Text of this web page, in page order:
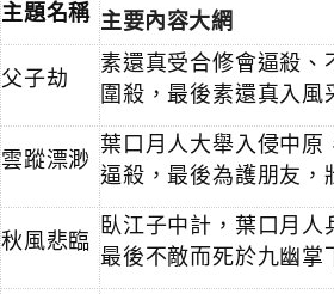
主題名稱 主要內容大網
父子劫
素還真受合修會逼殺、
圍殺，最後素還真入風
雲蹤漂渺
葉口月人大舉入侵中原
逼殺，最後為護朋友，
秋風悲臨
臥江子中計，葉口月人
最後不敵而死於九幽掌